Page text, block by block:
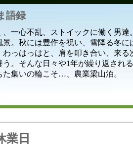
語録
、一心不乱、ストイックに働く男達
景。秋には豊作を祝い、雪降る冬に
わっはっはと、肩を叩き合い、来る
う。そんな日々や1年が繰り返され
た集いの輪こそ…、農業梁山泊。
業日